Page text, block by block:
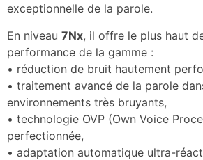
exceptionnelle de la parole.
En niveau 7Nx, il offre le plus haut
performance de la gamme :
• réduction de bruit hautement
• traitement avancé de la parole
environnements très bruyants,
• technologie OVP (Own Voice
perfectionnée,
• adaptation automatique ultra-